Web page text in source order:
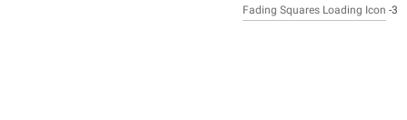
3-
Fading Squares Loading Icon